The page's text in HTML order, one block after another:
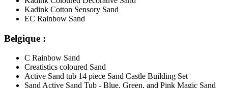
Kadink Cotton Sensory Sand
EC Rainbow Sand
Belgique :
C Rainbow Sand
Creatistics coloured Sand
Active Sand tub 14 piece Sand Castle Building Set
Sand Active Sand Tub - Blue, Green, and Pink Magic Sand